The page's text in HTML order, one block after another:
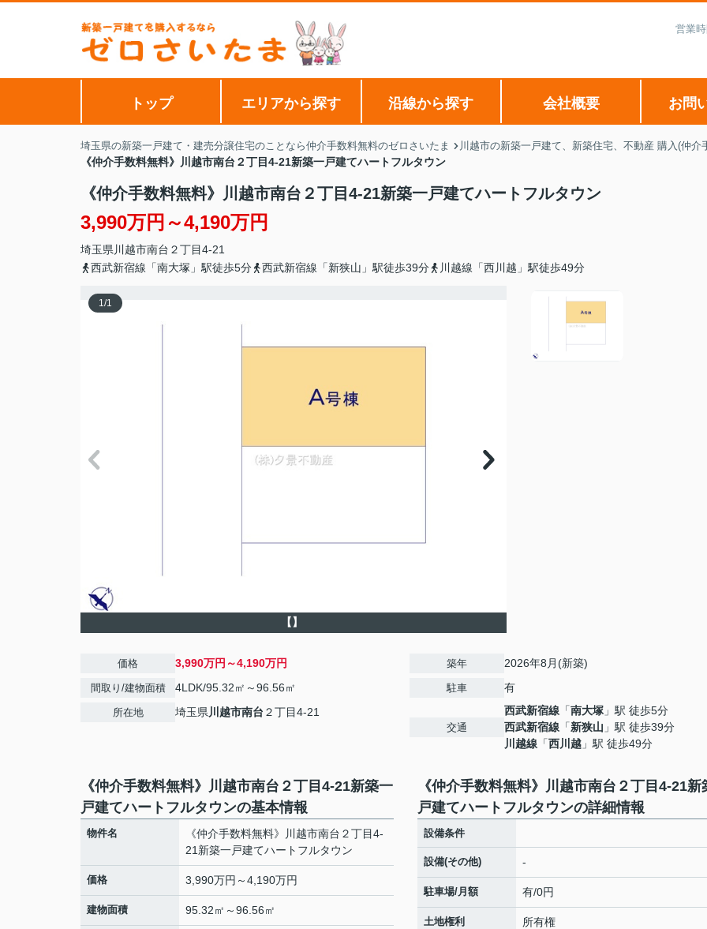
営業
トップ エリアから探す 沿線から探す 会社概要 お問
埼玉県の新築一戸建て・建売分譲住宅のことなら仲介手数料無料のゼロさいたま 川越市の新築一戸建て、新築住宅、不動産 購入(仲介
《仲介手数料無料》川越市南台２丁目4-21新築一戸建てハートフルタウン
《仲介手数料無料》川越市南台２丁目4-21新築一戸建てハートフルタウン
3,990万円～4,190万円
埼玉県 川越市南台 ２丁目4-21
西武新宿線「南大塚」駅徒歩5分
西武新宿線「新狭山」駅徒歩39分 川越線「西川越」駅徒歩49分
1/1
【】
価格 3,990万円～4,190万円
間取り/建物面積 4LDK/95.32㎡～96.56㎡
所在地 埼玉県川越市南台 ２丁目4-21
築年 2026年8月(新築)
駐車 有
交通
西武新宿線 「南大塚 」駅 徒歩5分
西武新宿線 「新狭山 」駅 徒歩39分
川越線 「西川越 」駅 徒歩49分
《仲介手数料無料》川越市南台２丁目4-21新築一
戸建てハートフルタウンの基本情報
物件名
《仲介手数料無料》川越市南台２丁目4-
21新築一戸建てハートフルタウン
価格 3,990万円～4,190万円
建物面積 95.32㎡～96.56㎡
《仲介手数料無料》川越市南台２丁目4-21新
戸建てハートフルタウンの詳細情報
設備条件
設備(その他) -
駐車場/月額 有/0円
土地権利 所有権